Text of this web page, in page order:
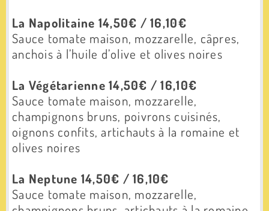
La Napolitaine 14,50€ / 16,10€
Sauce tomate maison, mozzarelle, câpres,
anchois à l’huile d’olive et olives noires
La Végétarienne 14,50€ / 16,10€
Sauce tomate maison, mozzarelle,
champignons bruns, poivrons cuisinés,
oignons confits, artichauts à la romaine et
olives noires
La Neptune 14,50€ / 16,10€
Sauce tomate maison, mozzarelle,